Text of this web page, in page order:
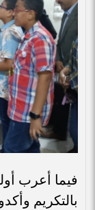
فيما أعرب
بالتكريم